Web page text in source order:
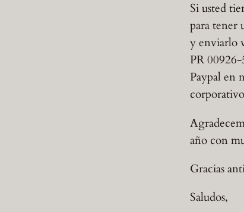
Si usted
para tener
y enviarlo
PR
Paypal en
año con
Gracias
Saludos,